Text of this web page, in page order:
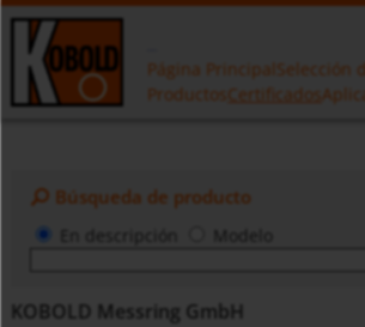
Página Principal Selección
Productos Certificados
Búsqueda de producto
Modelo
KOBOLD Messring GmbH